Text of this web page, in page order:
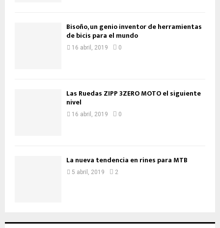
Bisoño, un genio inventor de herramientas
de bicis para el mundo
16 abril, 2019 0
Las Ruedas ZIPP 3ZERO MOTO el siguiente
nivel
16 abril, 2019 0
La nueva tendencia en rines para MTB
5 abril, 2019 2